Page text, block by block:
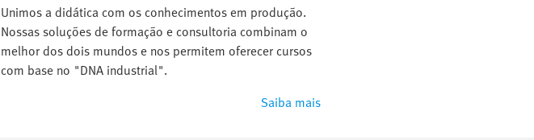
Unimos a didática com os conhecimentos em produção.
Nossas soluções de formação e consultoria combinam o
melhor dos dois mundos e nos permitem oferecer cursos
com base no "DNA industrial".
Saiba mais